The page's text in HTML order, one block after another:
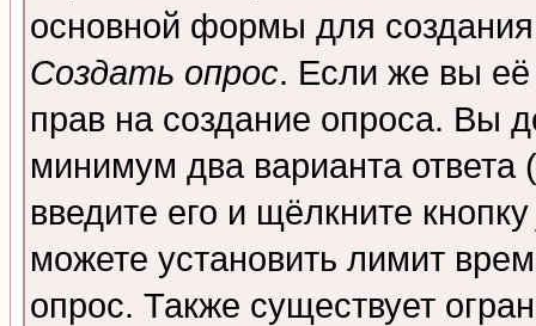
основной формы для
Создать опрос. Если же вы её
прав на создание опроса. Вы
минимум два варианта ответа
введите его и щёлкните
можете установить лимит
опрос. Также существует